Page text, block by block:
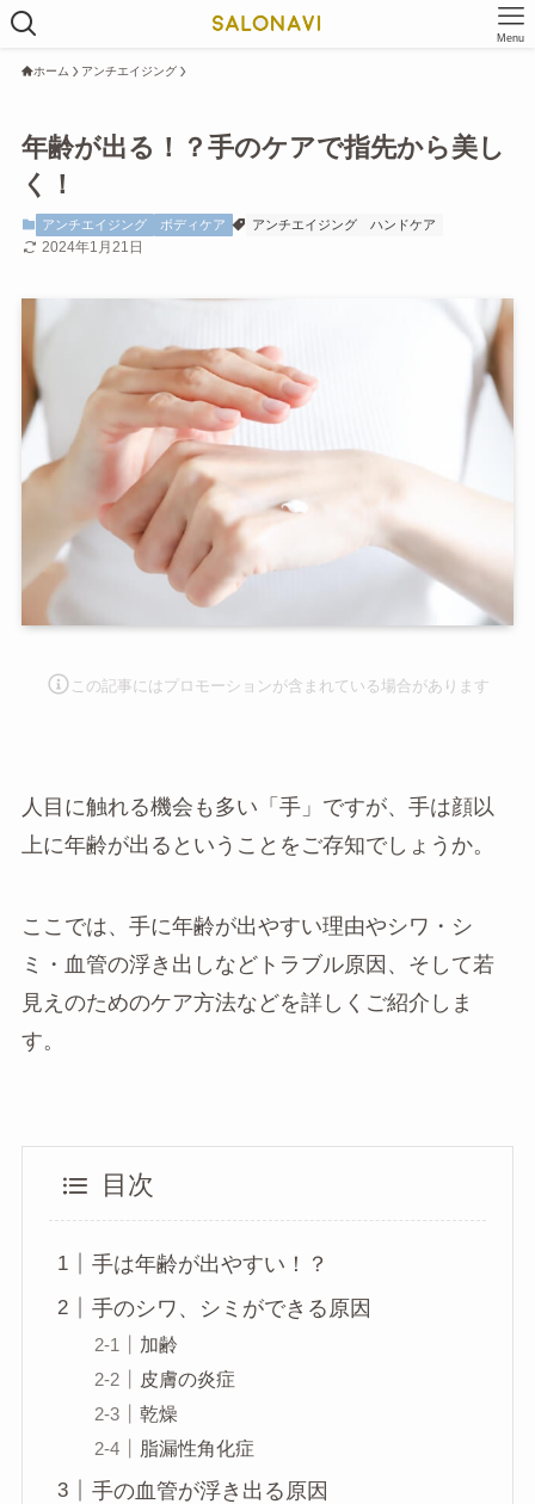
Menu
ホーム アンチエイジング
年齢が出る！？手のケアで指先から美し
く！
アンチエイジング ボディケア アンチエイジング ハンドケア
2024年1月21日
この記事にはプロモーションが含まれて いる場合があります
人目に触れる機会も多い「手」ですが、手は顔以
上に年齢が出るということをご存知でしょうか。
ここでは、手に年齢が出やすい理由やシワ・シ
ミ・血管の浮き出しなどトラブル原因、そして若
見えのためのケア方法などを詳しくご紹介しま
す。
目次
手は年齢が出やすい！？
手のシワ、シミができる原因
加齢
皮膚の炎症
乾燥
脂漏性角化症
手の血管が浮き出る原因